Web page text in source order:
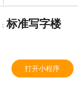
标准写字楼
打开小程序